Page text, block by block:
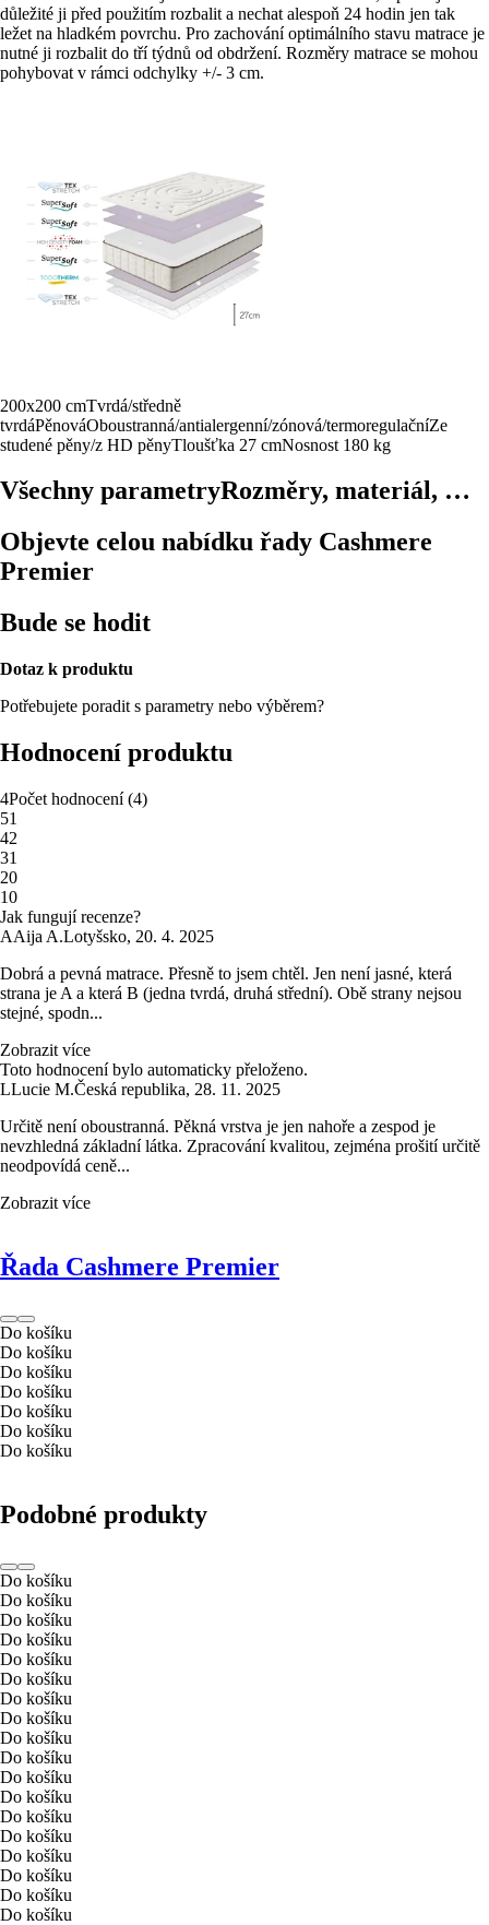
důležité ji před použitím rozbalit a nechat alespoň 24 hodin jen tak
ležet na hladkém povrchu. Pro zachování optimálního stavu matrace je
nutné ji rozbalit do tří týdnů od obdržení. Rozměry matrace se mohou
pohybovat v rámci odchylky +/- 3 cm.
200x200 cmTvrdá/středně
tvrdáPěnováOboustranná/antialergenní/zónová/termoregulačníZe
studené pěny/z HD pěnyTloušťka 27 cmNosnost 180 kg
Všechny parametryRozměry, materiál, …
Objevte celou nabídku řady Cashmere
Premier
Bude se hodit
Dotaz k produktu
Potřebujete poradit s parametry nebo výběrem?
Hodnocení produktu
4Počet hodnocení(4)
51
42
31
20
10
Jak fungují recenze?
AAija A.Lotyšsko, 20. 4. 2025
Dobrá a pevná matrace. Přesně to jsem chtěl. Jen není jasné, která
strana je A a která B (jedna tvrdá, druhá střední). Obě strany nejsou
stejné, spodn...
Zobrazit více
Toto hodnocení bylo automaticky přeloženo.
LLucie M.Česká republika, 28. 11. 2025
Určitě není oboustranná. Pěkná vrstva je jen nahoře a zespod je
nevzhledná základní látka. Zpracování kvalitou, zejména prošití určitě
neodpovídá ceně...
Zobrazit více
Řada Cashmere Premier
Do košíku
Do košíku
Do košíku
Do košíku
Do košíku
Do košíku
Do košíku
Podobné produkty
Do košíku
Do košíku
Do košíku
Do košíku
Do košíku
Do košíku
Do košíku
Do košíku
Do košíku
Do košíku
Do košíku
Do košíku
Do košíku
Do košíku
Do košíku
Do košíku
Do košíku
Do košíku